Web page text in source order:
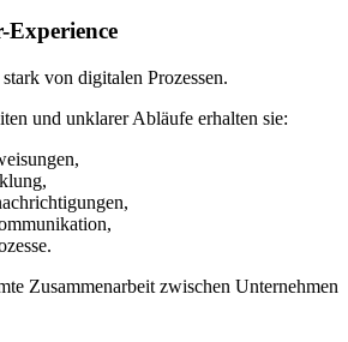
Experience
von digitalen Prozessen.
und unklarer Abläufe erhalten sie:
Zusammenarbeit zwischen Unternehmen